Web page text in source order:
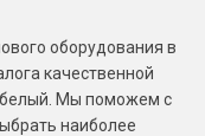
оборудования в
качественной
белый. Мы поможем с
наиболее